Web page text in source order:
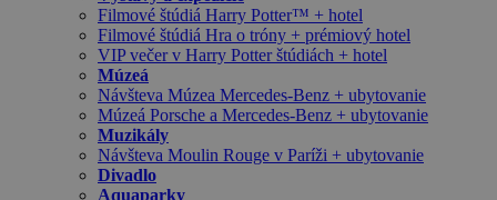
Filmové štúdiá Harry Potter™ + hotel
Filmové štúdiá Hra o tróny + prémiový hotel
VIP večer v Harry Potter štúdiách + hotel
Múzeá
Návšteva Múzea Mercedes-Benz + ubytovanie
Múzeá Porsche a Mercedes-Benz + ubytovanie
Muzikály
Návšteva Moulin Rouge v Paríži + ubytovanie
Divadlo
Aquaparky